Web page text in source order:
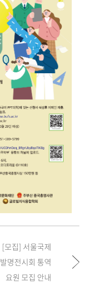
[모집] 서울국제
발명전시회 통역
요원 모집 안내